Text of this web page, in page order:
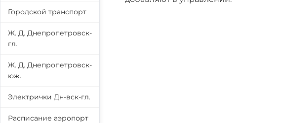
Городской транспорт
Ж. Д. Днепропетровск-
гл.
Ж. Д. Днепропетровск-
юж.
Электрички Дн-вск-гл.
Расписание аэропорт